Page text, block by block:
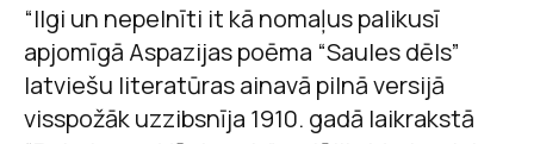
“Ilgi un nepelnīti it kā nomaļus palikusī
apjomīgā Aspazijas poēma “Saules dēls”
latviešu literatūras ainavā pilnā versijā
visspožāk uzzibsnīja 1910. gadā laikrakstā